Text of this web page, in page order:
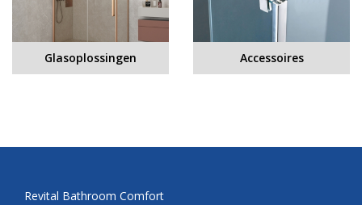
Glasoplossingen Accessoires
Revital Bathroom Comfort